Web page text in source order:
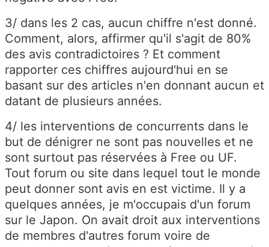
3/ dans les 2 cas, aucun chiffre n'est donné.
Comment, alors, affirmer qu'il s'agit de 80%
des avis contradictoires ? Et comment
rapporter ces chiffres aujourd'hui en se
basant sur des articles n'en donnant aucun et
datant de plusieurs années.
4/ les interventions de concurrents dans le
but de dénigrer ne sont pas nouvelles et ne
sont surtout pas réservées à Free ou UF.
Tout forum ou site dans lequel tout le monde
peut donner sont avis en est victime. Il y a
quelques années, je m'occupais d'un forum
sur le Japon. On avait droit aux interventions
de membres d'autres forum voire de